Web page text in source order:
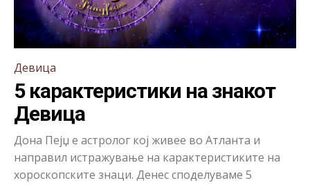
Девица
5 карактеристики на знакот
Девица
Дона Пејџ е астролог кој живее во Атланта и
направил истражување на карактеристиките на
хороскопските знаци. Денес споделуваме 5